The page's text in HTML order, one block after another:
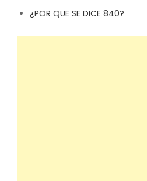
¿POR QUE SE DICE 840?